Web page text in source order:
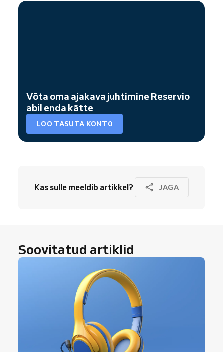
Võta oma ajakava juhtimine Reservio
abil enda kätte
LOO TASUTA KONTO
Kas sulle meeldib artikkel? JAGA
Soovitatud artiklid